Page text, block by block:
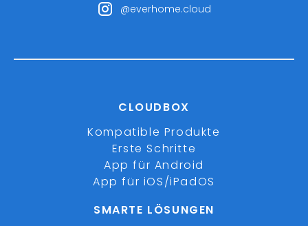
@everhome.cloud
CLOUDBOX
Kompatible Produkte
Erste Schritte
App für Android
App für iOS/iPadOS
SMARTE LÖSUNGEN